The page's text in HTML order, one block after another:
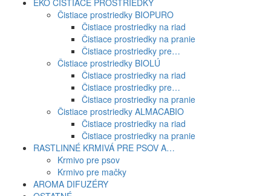
EKO ČISTIACE PROSTRIEDKY
Čistiace prostriedky BIOPURO
Čistiace prostriedky na riad
Čistiace prostriedky na pranie
Čistiace prostriedky pre…
Čistiace prostriedky BIOLÚ
Čistiace prostriedky na riad
Čistiace prostriedky pre…
Čistiace prostriedky na pranie
Čistiace prostriedky ALMACABIO
Čistiace prostriedky na riad
Čistiace prostriedky na pranie
RASTLINNÉ KRMIVÁ PRE PSOV A…
Krmivo pre psov
Krmivo pre mačky
AROMA DIFUZÉRY